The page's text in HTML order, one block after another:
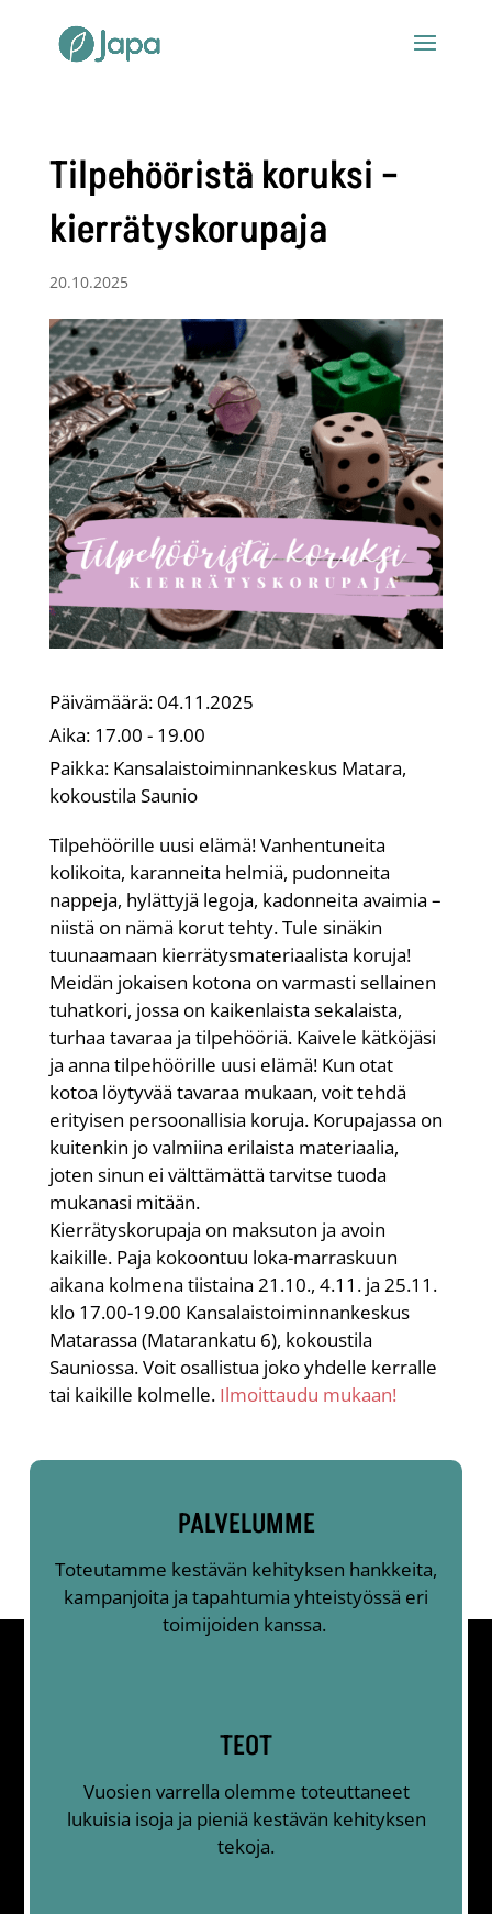
Tilpehööristä koruksi –
kierrätyskorupaja
20.10.2025
Päivämäärä:04.11.2025
Aika: 17.00 - 19.00
Paikka: Kansalaistoiminnankeskus Matara,
kokoustila Saunio
Tilpehöörille uusi elämä! Vanhentuneita
kolikoita, karanneita helmiä, pudonneita
nappeja, hylättyjä legoja, kadonneita avaimia –
niistä on nämä korut tehty. Tule sinäkin
tuunaamaan kierrätysmateriaalista koruja!
Meidän jokaisen kotona on varmasti sellainen
tuhatkori, jossa on kaikenlaista sekalaista,
turhaa tavaraa ja tilpehööriä. Kaivele kätköjäsi
ja anna tilpehöörille uusi elämä! Kun otat
kotoa löytyvää tavaraa mukaan, voit tehdä
erityisen persoonallisia koruja. Korupajassa on
kuitenkin jo valmiina erilaista materiaalia,
joten sinun ei välttämättä tarvitse tuoda
mukanasi mitään.
Kierrätyskorupaja on maksuton ja avoin
kaikille. Paja kokoontuu loka-marraskuun
aikana kolmena tiistaina 21.10., 4.11. ja 25.11.
klo 17.00-19.00 Kansalaistoiminnankeskus
Matarassa (Matarankatu 6), kokoustila
Sauniossa. Voit osallistua joko yhdelle kerralle
tai kaikille kolmelle.Ilmoittaudu mukaan!
PALVELUMME
Toteutamme kestävän kehityksen hankkeita,
kampanjoita ja tapahtumia yhteistyössä eri
toimijoiden kanssa.
TEOT
Vuosien varrella olemme toteuttaneet
lukuisia isoja ja pieniä kestävän kehityksen
tekoja.